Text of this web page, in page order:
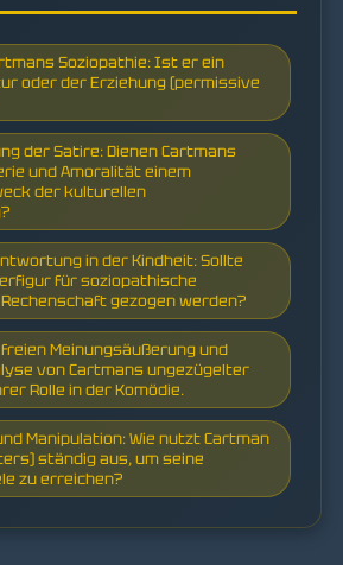
Soziopathie: Ist er ein
oder der Erziehung (permissive
der Satire: Dienen Cartmans
und Amoralität einem
der kulturellen
in der Kindheit: Sollte
für soziopathische
gezogen werden?
freien Meinungsäußerung und
von Cartmans ungezügelter
Rolle in der Komödie.
Manipulation: Wie nutzt Cartman
ständig aus, um seine
zu erreichen?